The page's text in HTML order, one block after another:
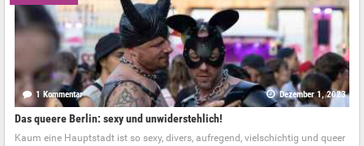
1 Kommentar Dezember 1, 2023
Das queere Berlin: sexy und unwiderstehlich!
Kaum eine Hauptstadt ist so sexy, divers, aufregend, vielschichtig und queer